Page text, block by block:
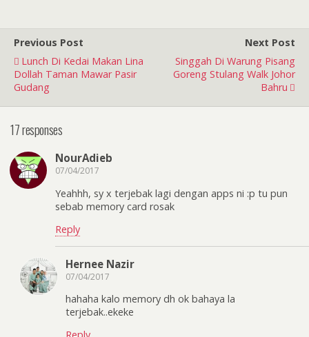
Previous Post
Lunch Di Kedai Makan Lina
Dollah Taman Mawar Pasir
Gudang
Next Post
Singgah Di Warung Pisang
Goreng Stulang Walk Johor
Bahru
17 responses
NourAdieb
07/04/2017
Yeahhh, sy x terjebak lagi dengan apps ni :p tu pun
sebab memory card rosak
Reply
Hernee Nazir
07/04/2017
hahaha kalo memory dh ok bahaya la
terjebak..ekeke